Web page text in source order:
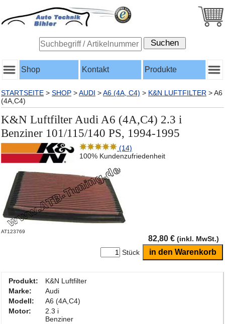
Shop Kontakt Produkte
STARTSEITE > SHOP >AUDI >A6 (4A, C4) > K&N LUFTFILTER >A6
(4A,C4)
K&N Luftfilter Audi A6 (4A,C4) 2.3 i
Benziner 101/115/140 PS, 1994-1995
(14)
100% Kundenzufriedenheit
AT123769
82,80 € (inkl. MwSt.)
Stück
Produkt:
K&N Luftfilter
Marke:
Audi
Modell:
A6 (4A,C4)
Motor:
2.3 i
Benziner